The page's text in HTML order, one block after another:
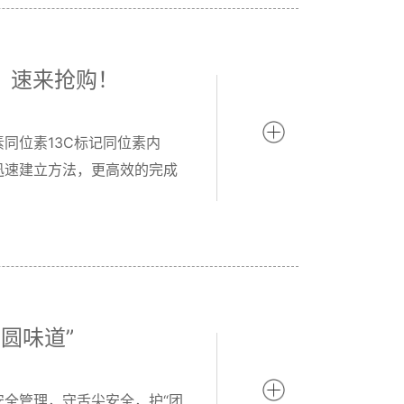
来抢购！
位素13C标记同位素内
建立方法，更高效的完成
味道”
管理，守舌尖安全，护“团